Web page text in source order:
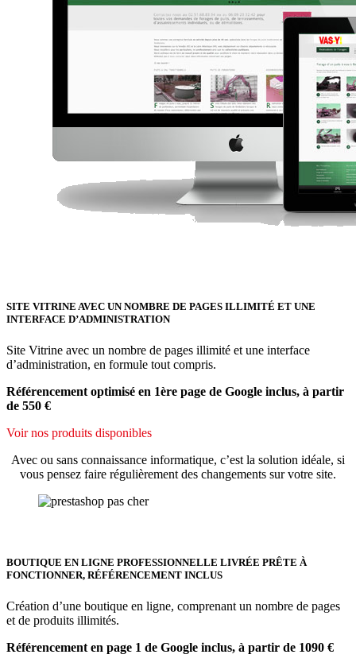
SITE VITRINE AVEC UN NOMBRE DE PAGES ILLIMITÉ ET UNE
INTERFACE D’ADMINISTRATION
Site Vitrine avec un nombre de pages illimité et une interface
d’administration, en formule tout compris.
Référencement optimisé en 1ère page de Google inclus, à partir
de 550 €
Voir nos produits disponibles
Avec ou sans connaissance informatique, c’est la solution idéale, si
vous pensez faire régulièrement des changements sur votre site.
BOUTIQUE EN LIGNE PROFESSIONNELLE LIVRÉE PRÊTE À
FONCTIONNER, RÉFÉRENCEMENT INCLUS
Création d’une boutique en ligne, comprenant un nombre de pages
et de produits illimités.
Référencement en page 1 de Google inclus, à partir de 1090 €